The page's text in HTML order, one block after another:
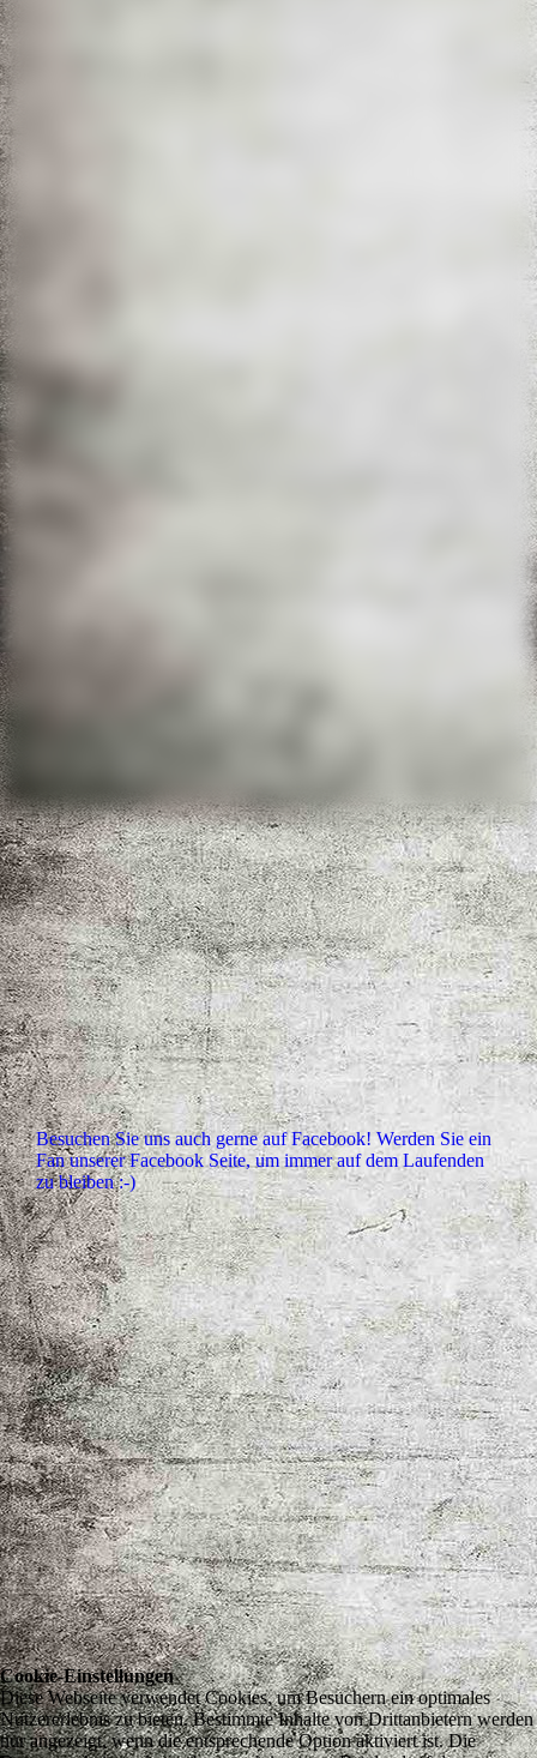
Besuchen Sie uns auch gerne auf Facebook! Werden Sie ein
Fan unserer Facebook Seite, um immer auf dem Laufenden
zu bleiben :-)
Cookie-Einstellungen
Diese Webseite verwendet Cookies, um Besuchern ein optimales
Nutzererlebnis zu bieten. Bestimmte Inhalte von Drittanbietern werden
nur angezeigt, wenn die entsprechende Option aktiviert ist. Die